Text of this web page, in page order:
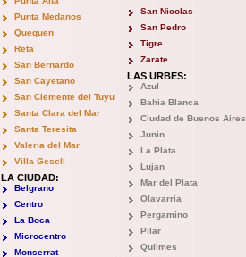
Punta Medanos
Quequen
Reta
San Bernardo
San Cayetano
San Clemente del Tuyu
Santa Clara del Mar
Santa Teresita
Valeria del Mar
Villa Gesell
LA CIUDAD:
Belgrano
Centro
La Boca
Microcentro
Monserrat
San Nicolas
San Pedro
Tigre
Zarate
LAS URBES:
Azul
Bahia Blanca
Ciudad de Buenos Aires
Junin
La Plata
Lujan
Mar del Plata
Olavarria
Pergamino
Pilar
Quilmes